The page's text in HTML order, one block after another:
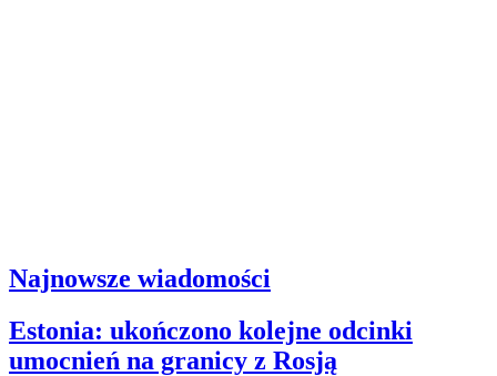
Najnowsze wiadomości
Estonia: ukończono kolejne odcinki
umocnień na granicy z Rosją